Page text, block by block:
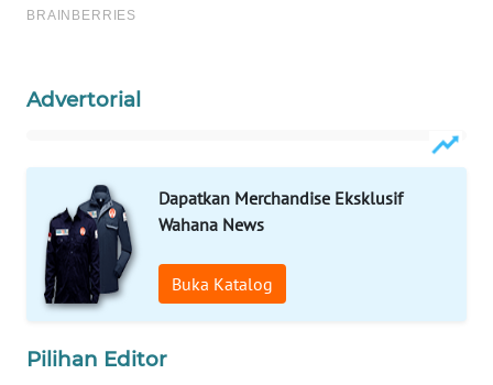
Advertorial
Dapatkan Merchandise Eksklusif
Wahana News
Buka Katalog
Pilihan Editor
NET
SPORT
WAHANA
SELEB
WAHANA